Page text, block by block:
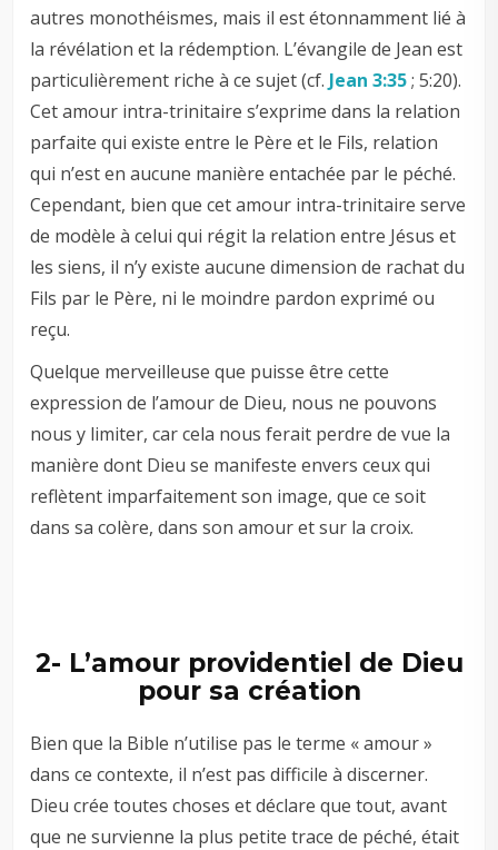
autres monothéismes, mais il est étonnamment lié à
la révélation et la rédemption. L’évangile de Jean est
particulièrement riche à ce sujet (cf. Jean 3:35; 5:20).
Cet amour intra-trinitaire s’exprime dans la relation
parfaite qui existe entre le Père et le Fils, relation
qui n’est en aucune manière entachée par le péché.
Cependant, bien que cet amour intra-trinitaire serve
de modèle à celui qui régit la relation entre Jésus et
les siens, il n’y existe aucune dimension de rachat du
Fils par le Père, ni le moindre pardon exprimé ou
reçu.
Quelque merveilleuse que puisse être cette
expression de l’amour de Dieu, nous ne pouvons
nous y limiter, car cela nous ferait perdre de vue la
manière dont Dieu se manifeste envers ceux qui
reflètent imparfaitement son image, que ce soit
dans sa colère, dans son amour et sur la croix.
2- L’amour providentiel de Dieu
pour sa création
Bien que la Bible n’utilise pas le terme « amour »
dans ce contexte, il n’est pas difficile à discerner.
Dieu crée toutes choses et déclare que tout, avant
que ne survienne la plus petite trace de péché, était